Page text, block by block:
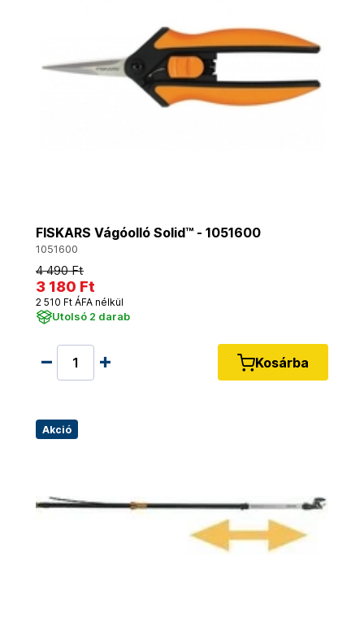
FISKARS Vágóolló Solid™ - 1051600
1051600
4 490 Ft
3 180 Ft
2 510 Ft ÁFA nélkül
Utolsó 2 darab
Kosárba
Akció